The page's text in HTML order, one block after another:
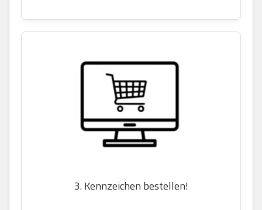
3. Kennzeichen bestellen!